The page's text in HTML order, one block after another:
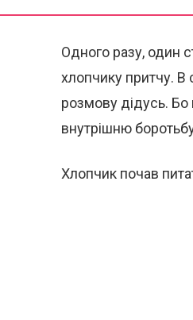
Одного разу, один
хлопчику притчу.
розмову дідусь. Бо
внутрішню
Хлопчик почав